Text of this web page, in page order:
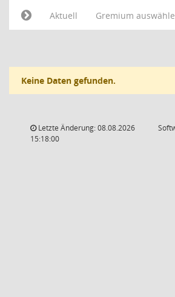
Aktuell
Gremium
Keine Daten gefunden.
Letzte Änderung: 08.08.2026
15:18:00